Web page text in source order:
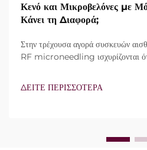
Κενό και Μικροβελόνες με
Κάνει τη Διαφορά;
Στην τρέχουσα αγορά συσκευών
RF microneedling ισχυρίζονται
χαρακτηριστικά υπάρχουν, αλλά πώς
ΔΕΙΤΕ ΠΕΡΙΣΣΟΤΕΡΑ